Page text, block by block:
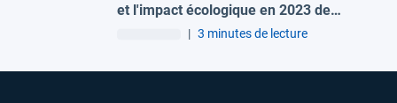
et l'impact écologique en 2023 de
| 3 minutes de lecture